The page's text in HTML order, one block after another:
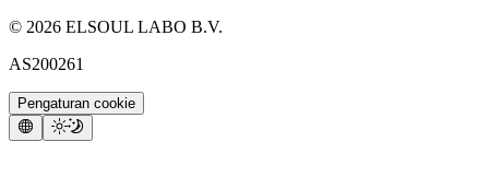
© 2026 ELSOUL LABO B.V.
AS200261
Pengaturan cookie